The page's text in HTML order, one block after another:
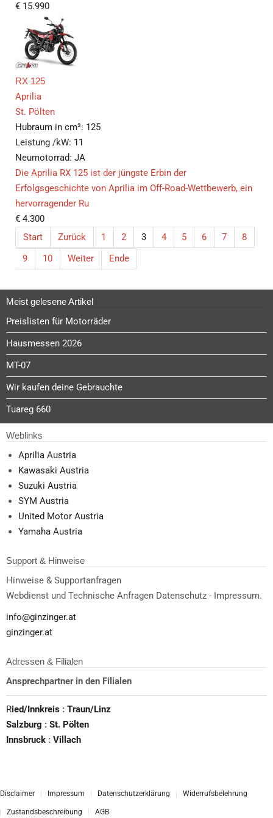
€ 15.990
RX 125
Aprilia
St. Pölten
Hubraum in cm³: 125
Leistung /kW: 11
Neumotorrad: JA
Die Aprilia RX 125 ist der jüngste Erbin der
Erfolgsgeschichte von Aprilia im Off-Road-Wettbewerb, ein
hervorragender Ru
€ 4.300
Start
Zurück 1 2 3 4 5 6 7
8
9
10 Weiter Ende
Meist gelesene Artikel
Preislisten für Motorräder
Hausmessen 2026
MT-07
Wir kaufen deine Gebrauchte
Tuareg 660
Weblinks
Aprilia Austria
Kawasaki Austria
Suzuki Austria
SYM Austria
United Motor Austria
Yamaha Austria
Support & Hinweise
Hinweise & Supportanfragen
Webdienst und Technische Anfragen Datenschutz - Impressum.
info@ginzinger.at
ginzinger.at
Adressen & Filialen
Ansprechpartner in den Filialen
Ried/Innkreis : Traun/Linz
Salzburg : St. Pölten
Innsbruck : Villach
Disclaimer Impressum Datenschutzerklärung Widerrufsbelehrung
Zustandsbeschreibung AGB